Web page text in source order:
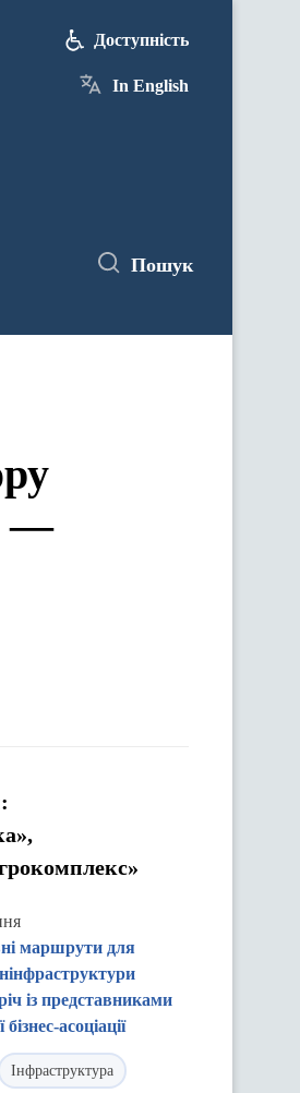
Доступність
In English
Пошук
—
маршрути для
із представниками
асоціації
Інфраструктура